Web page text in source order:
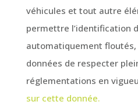
véhicules et tout autre
permettre l’identification
automatiquement
données de respecter
réglementations en
sur cette donnée.